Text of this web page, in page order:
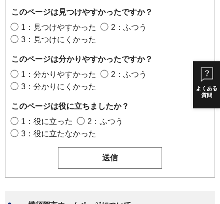
よくある
質問
このページは見つけやすかったですか？
1：見つけやすかった
2：ふつう
3：見つけにくかった
このページは分かりやすかったですか？
1：分かりやすかった
2：ふつう
3：分かりにくかった
このページは役に立ちましたか？
1：役に立った
2：ふつう
3：役に立たなかった